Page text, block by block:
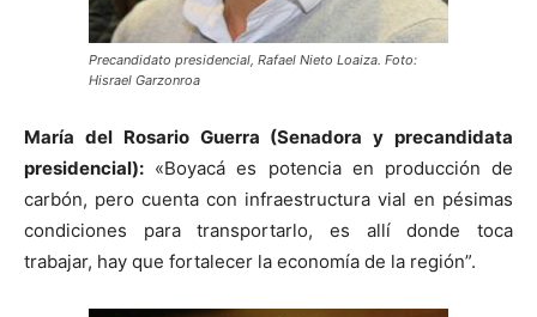
Precandidato presidencial, Rafael Nieto Loaiza. Foto:
Hisrael Garzonroa
María del Rosario Guerra (Senadora y precandidata
presidencial): «Boyacá es potencia en producción de
carbón, pero cuenta con infraestructura vial en pésimas
condiciones para transportarlo, es allí donde toca
trabajar, hay que fortalecer la economía de la región”.